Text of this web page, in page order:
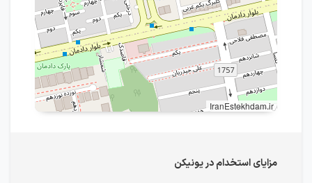
IranEstekhdam.ir
مزایای استخدام در یونیکن